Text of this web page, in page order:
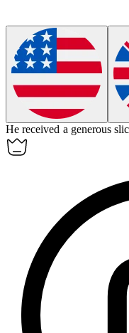
He received a generous